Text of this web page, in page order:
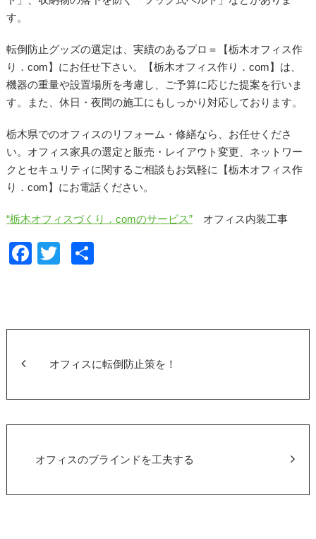
す。
転倒防止グッズの選定は、実績のあるプロ＝【栃木オフィス作
り．com】にお任せ下さい。【栃木オフィス作り．com】は、
機器の重量や設置場所を考慮し、ご予算に応じた提案を行いま
す。また、休日・夜間の施工にもしっかり対応しております。
栃木県でのオフィスのリフォーム・修繕なら、お任せくださ
い。オフィス家具の選定と販売・レイアウト変更、ネットワー
クとセキュリティに関するご相談もお気軽に【栃木オフィス作
り．com】にお電話ください。
“栃木オフィスづくり．comのサービス”オフィス内装工事
F
オフィスに転倒防止策を！
オフィスのブラインドを工夫する